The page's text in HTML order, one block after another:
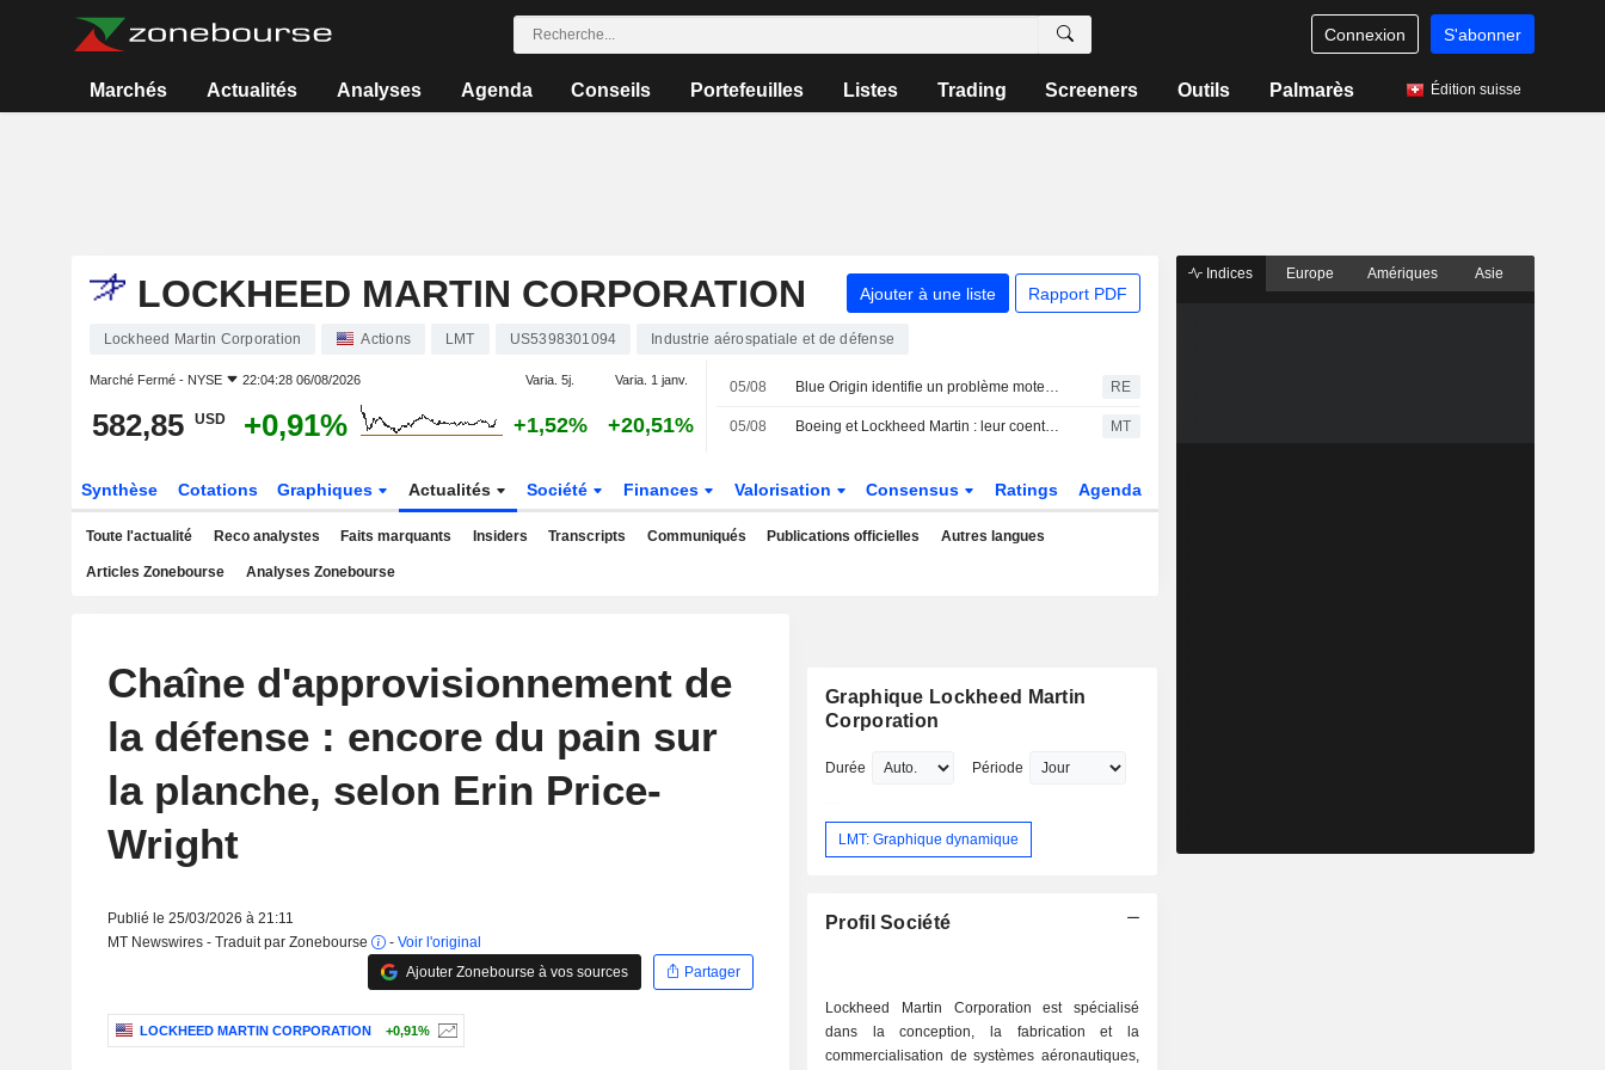
Connexion S'abonner
Marchés Actualités Analyses Agenda Conseils Portefeuilles Listes Trading Screeners Outils Palmarès Édition suisse
LOCKHEED MARTIN CORPORATION Ajouter à une liste Rapport PDF
Lockheed Martin Corporation Actions LMT US5398301094 Industrie aérospatiale et de défense
Marché Fermé - NYSE 22:04:28 06/08/2026 Varia. 5j. Varia. 1 janv.
582,85 USD +0,91% +1,52% +20,51%
05/08 Blue Origin identifie un problème moteur comme cause de l'explosion de New Glenn RE
05/08 Boeing et Lockheed Martin : leur coentreprise cherche à lever 500 millions de dollars via un placement privé obligataire MT
Synthèse Cotations Graphiques Actualités Société Finances Valorisation Consensus Ratings Agenda
Toute l'actualité Reco analystes Faits marquants Insiders Transcripts Communiqués Publications officielles Autres langues
Articles Zonebourse Analyses Zonebourse
Chaîne d'approvisionnement de
la défense : encore du pain sur
la planche, selon Erin Price-
Wright
Publié le 25/03/2026 à 21:11
MT Newswires - Traduit par Zonebourse
- Voir l'original
Ajouter Zonebourse à vos sources
Partager
LOCKHEED MARTIN CORPORATION +0,91%
Graphique Lockheed Martin
Corporation
Durée Période
LMT: Graphique dynamique
Profil Société
Lockheed Martin Corporation est spécialisé
dans la conception, la fabrication et la
commercialisation de systèmes aéronautiques,
Indices Europe Amériques Asie